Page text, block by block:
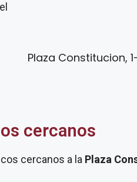
Plaza Constitucion,
cercanos
cercanos a la Plaza